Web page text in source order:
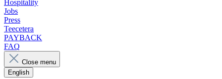
Hospitality
Jobs
Press
Teecetera
PAYBACK
FAQ
Close menu
English